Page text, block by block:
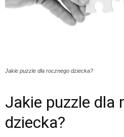
Jakie puzzle dla rocznego dziecka?
Jakie puzzle dla
dziecka?